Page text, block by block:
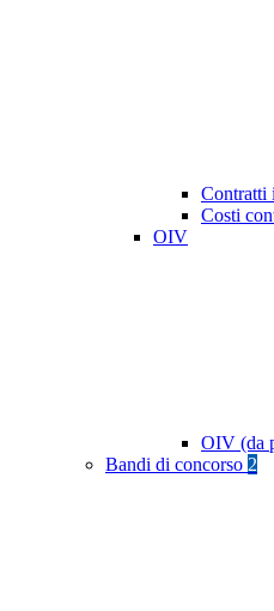
Contratti
Costi
OIV
OIV (da
Bandi di concorso 2